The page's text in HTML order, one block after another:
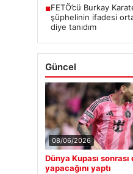
■FETÖ’cü Burkay
şüphelinin ifadesi
diye tanıdım
Güncel
08/06/2026
Dünya Kupası
yapacağını yaptı